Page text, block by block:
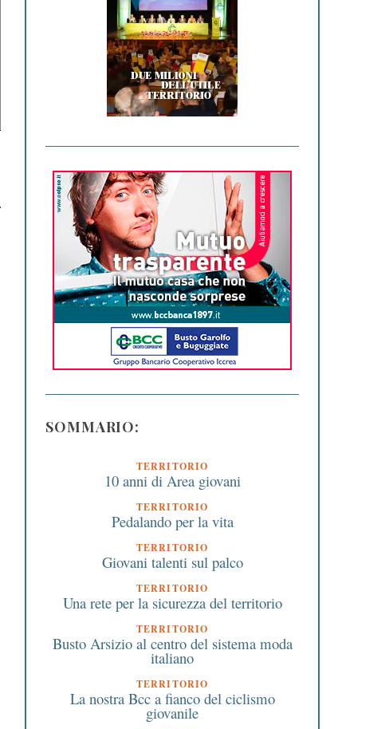
SOMMARIO:
TERRITORIO
10 anni di Area giovani
TERRITORIO
Pedalando per la vita
TERRITORIO
Giovani talenti sul palco
TERRITORIO
Una rete per la sicurezza del territorio
TERRITORIO
Busto Arsizio al centro del sistema moda
italiano
TERRITORIO
La nostra Bcc a fianco del ciclismo
giovanile